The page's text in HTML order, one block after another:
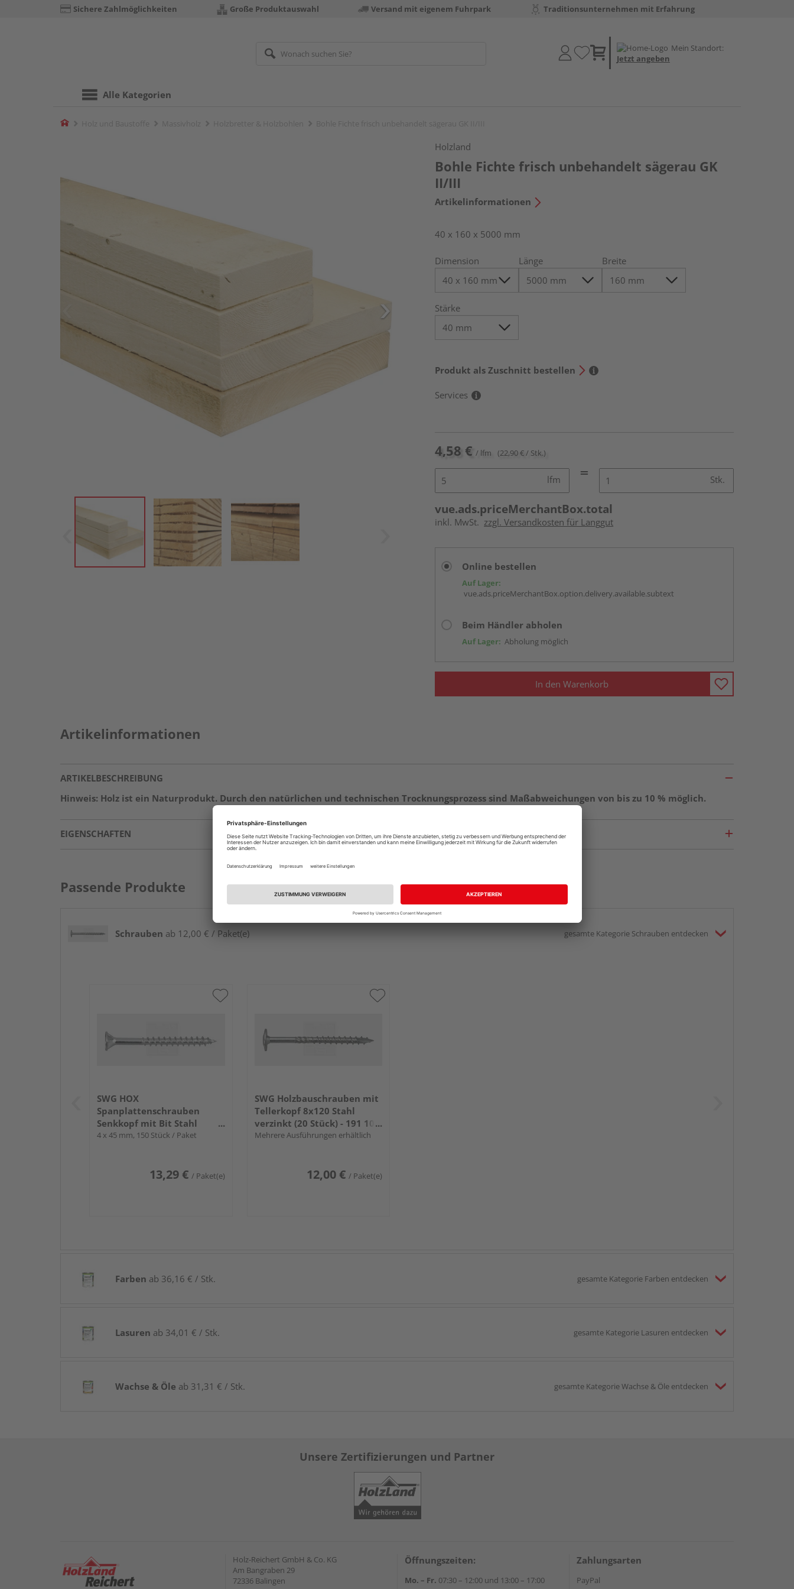
Sichere Zahlmöglichkeiten Große Produktauswahl Versand mit eigenem Fuhrpark Traditionsunternehmen mit Erfahrung
Mein Standort:
Jetzt angeben
Alle Kategorien
Home
Holzland
Bohle Fichte frisch unbehandelt sägerau GK
II/III
Artikelinformationen
40 x 160 x 5000 mm
Dimension Länge Breite
Stärke
Produkt als Zuschnitt bestellen
Services
4,58 € / lfm (22,90 € / Stk.)
lfm Stk.
vue.ads.priceMerchantBox.total
inkl. MwSt. zzgl. Versandkosten für Langgut
Online bestellen
Auf Lager:
vue.ads.priceMerchantBox.option.delivery.available.subtext
Beim Händler abholen
Auf Lager: Abholung möglich
In den Warenkorb
Artikelinformationen
ARTIKELBESCHREIBUNG
Hinweis: Holz ist ein Naturprodukt. Durch den natürlichen und technischen Trocknungsprozess sind Maßabweichungen von bis zu 10 % möglich.
EIGENSCHAFTEN
Passende Produkte
Schrauben ab 12,00 € / Paket(e) gesamte Kategorie Schrauben entdecken
SWG HOX
Spanplattenschrauben
Senkkopf mit Bit Stahl
verzinkt
4 x 45 mm, 150 Stück / Paket
13,29 € / Paket(e)
SWG Holzbauschrauben mit
Tellerkopf 8x120 Stahl
verzinkt (20 Stück) - 191 108
120 16
Mehrere Ausführungen erhältlich
12,00 € / Paket(e)
Farben ab 36,16 € / Stk. gesamte Kategorie Farben entdecken
Lasuren ab 34,01 € / Stk. gesamte Kategorie Lasuren entdecken
Wachse & Öle ab 31,31 € / Stk. gesamte Kategorie Wachse & Öle entdecken
Unsere Zertifizierungen und Partner
Holz-Reichert GmbH & Co. KG
Am Bangraben 29
72336 Balingen
Öffnungszeiten:
Mo. – Fr. 07:30 – 12:00 und 13:00 – 17:00
Zahlungsarten
PayPal